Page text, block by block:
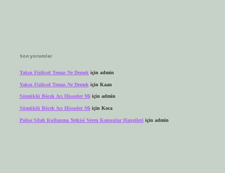
Son yorumlar
Yakın Fiziksel Temas Ne Demek için admin
Yakın Fiziksel Temas Ne Demek için Kaan
Sümüklü Böcek Acı Hisseder Miiçin admin
Sümüklü Böcek Acı Hisseder Mi için Koca
Polise Silah Kullanma Yetkisi Veren Kanunlar Hangileri için admin